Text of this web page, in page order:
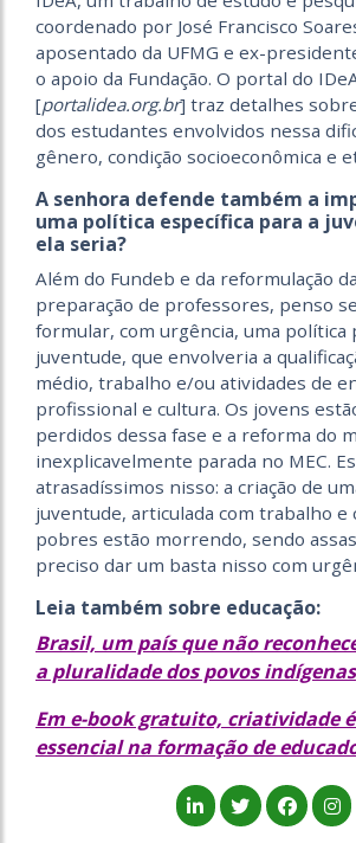
coordenado por José Francisco
aposentado da UFMG e ex-
o apoio da Fundação. O portal do
[portalidea.org.br] traz detalhes
dos estudantes envolvidos nessa
gênero, condição socioeconômica e
A senhora defende também a
uma política específica para a
ela seria?
Além do Fundeb e da reformulação
preparação de professores, penso
formular, com urgência, uma política
juventude, que envolveria a
médio, trabalho e/ou atividades de
profissional e cultura. Os jovens
perdidos dessa fase e a reforma do
inexplicavelmente parada no MEC.
atrasadíssimos nisso: a criação de
juventude, articulada com trabalho e
pobres estão morrendo, sendo
preciso dar um basta nisso com
Leia também sobre educação:
Brasil, um país que não
a pluralidade dos povos indígenas
Em e-book gratuito, criatividade
essencial na formação de